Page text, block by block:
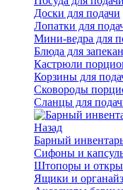
Доски для подачи
Лопатки для
Мини-ведра для
Блюда для
Кастрюли
Корзины для
Сковороды
Сланцы для
Назад
Барный
Сифоны и
Штопоры и
Ящики и